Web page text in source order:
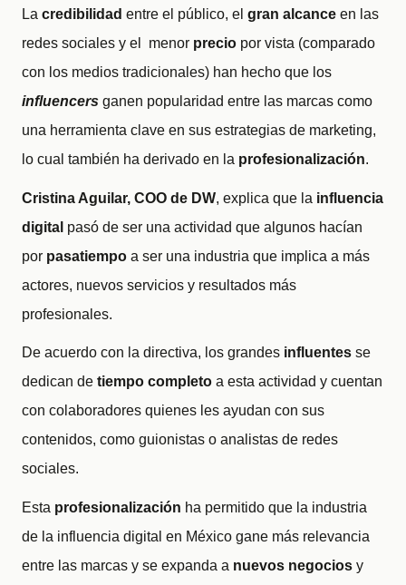
La credibilidad entre el público, el gran alcance en las
redes sociales y el menor precio por vista (comparado
con los medios tradicionales) han hecho que los
influencers ganen popularidad entre las marcas como
una herramienta clave en sus estrategias de marketing,
lo cual también ha derivado en la profesionalización.
Cristina Aguilar, COO de DW, explica que la influencia
digital pasó de ser una actividad que algunos hacían
por pasatiempo a ser una industria que implica a más
actores, nuevos servicios y resultados más
profesionales.
De acuerdo con la directiva, los grandes influentes se
dedican de tiempo completo a esta actividad y cuentan
con colaboradores quienes les ayudan con sus
contenidos, como guionistas o analistas de redes
sociales.
Esta profesionalización ha permitido que la industria
de la influencia digital en México gane más relevancia
entre las marcas y se expanda a nuevos negocios y